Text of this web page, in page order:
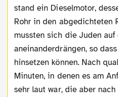
stand ein Dieselmotor,
Rohr in den abgedichteten
mussten sich die Juden auf
aneinanderdrängen, so
hinsetzen können. Nach
Minuten, in denen es am
sehr laut war, die aber